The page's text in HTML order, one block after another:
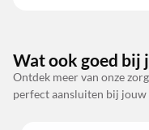
Wat ook goed bij
Ontdek meer van onze
perfect aansluiten bij jouw